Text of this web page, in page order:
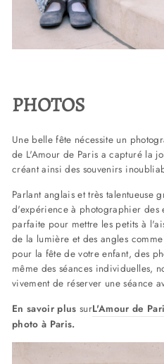
PHOTOS
Une belle fête nécessite un
de L'Amour de Paris a capturé la
créant ainsi des souvenirs
Parlant anglais et très talentueuse
d'expérience à photographier des
parfaite pour mettre les petits à
de la lumière et des angles
pour la fête de votre enfant, des
même des séances individuelles,
vivement de réserver une séance
En savoir plussurL'Amour de
photo à Paris.